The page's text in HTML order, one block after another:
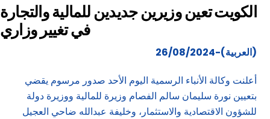
الكويت تعين وزيرين جديدين للمالية والتجارة
في تغيير وزاري
(العربية)-26/08/2024
أعلنت وكالة الأنباء الرسمية اليوم الأحد صدور مرسوم يقضي
بتعيين نورة سليمان سالم الفصام وزيرة للمالية ووزيرة دولة
للشؤون الاقتصادية والاستثمار، وخليفة عبدالله ضاحي العجيل